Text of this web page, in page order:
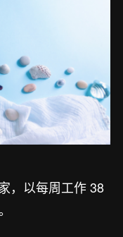
，以每周工作 38